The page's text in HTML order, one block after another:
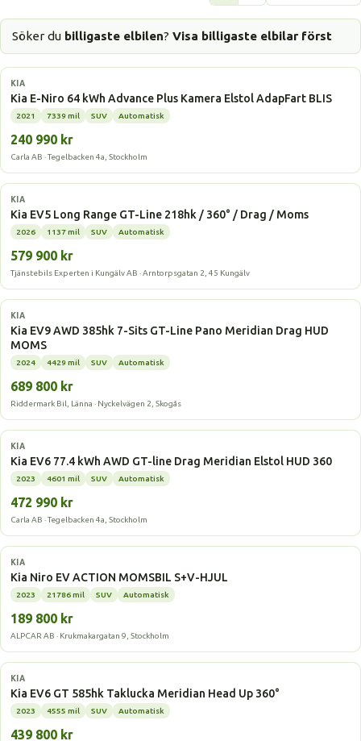
Söker du billigaste elbilen? Visa billigaste elbilar först
Elbil
KIA
Kia E-Niro 64 kWh Advance Plus Kamera Elstol AdapFart BLIS
2021 7339 mil SUV Automatisk
240 990 kr
Carla AB · Tegelbacken 4a, Stockholm
Elbil
KIA
Kia EV5 Long Range GT-Line 218hk / 360° / Drag / Moms
2026 1137 mil SUV Automatisk
579 900 kr
Tjänstebils Experten i Kungälv AB · Arntorpsgatan 2, 45 Kungälv
Elbil
KIA
Kia EV9 AWD 385hk 7-Sits GT-Line Pano Meridian Drag HUD
MOMS
2024 4429 mil SUV Automatisk
689 800 kr
Riddermark Bil, Länna · Nyckelvägen 2, Skogås
Elbil
KIA
Kia EV6 77.4 kWh AWD GT-line Drag Meridian Elstol HUD 360
2023 4601 mil SUV Automatisk
472 990 kr
Carla AB · Tegelbacken 4a, Stockholm
Elbil
KIA
Kia Niro EV ACTION MOMSBIL S+V-HJUL
2023 21786 mil SUV Automatisk
189 800 kr
ALPCAR AB · Krukmakargatan 9, Stockholm
Elbil
KIA
Kia EV6 GT 585hk Taklucka Meridian Head Up 360°
2023 4555 mil SUV Automatisk
439 800 kr